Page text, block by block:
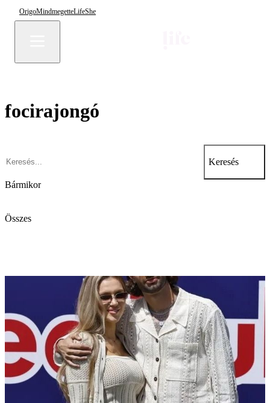
OrigoMindmegetteLifeShe
focirajongó
Keresés
Bármikor
Összes